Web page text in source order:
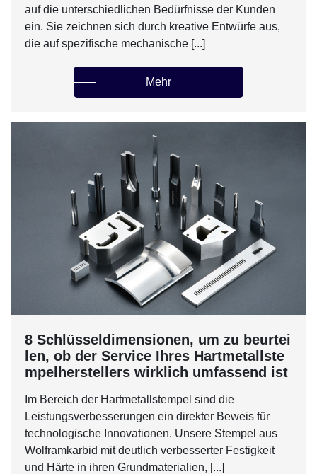
auf die unterschiedlichen Bedürfnisse der Kunden
ein. Sie zeichnen sich durch kreative Entwürfe aus,
die auf spezifische mechanische [...]
Mehr
8 Schlüsseldimensionen, um zu beurtei
len, ob der Service Ihres Hartmetallste
mpelherstellers wirklich umfassend ist
Im Bereich der Hartmetallstempel sind die
Leistungsverbesserungen ein direkter Beweis für
technologische Innovationen. Unsere Stempel aus
Wolframkarbid mit deutlich verbesserter Festigkeit
und Härte in ihren Grundmaterialien, [...]